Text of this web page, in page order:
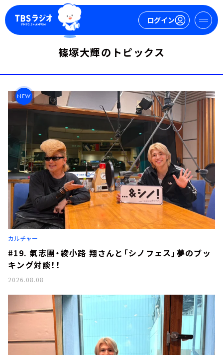
ログイン
今日の番組表
週間番組表
トピックス
TBS Podcast
お知らせ
イベント・グッズ
YouTube
会社情報
篠塚大輝のトピックス
NEW
カルチャー
#19. 氣志團・綾小路 翔さんと「シノフェス」夢のブッ
キング対談！！
2026.08.08